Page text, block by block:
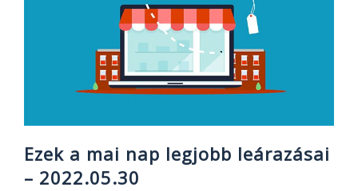
Ezek a mai nap legjobb leárazásai
– 2022.05.30